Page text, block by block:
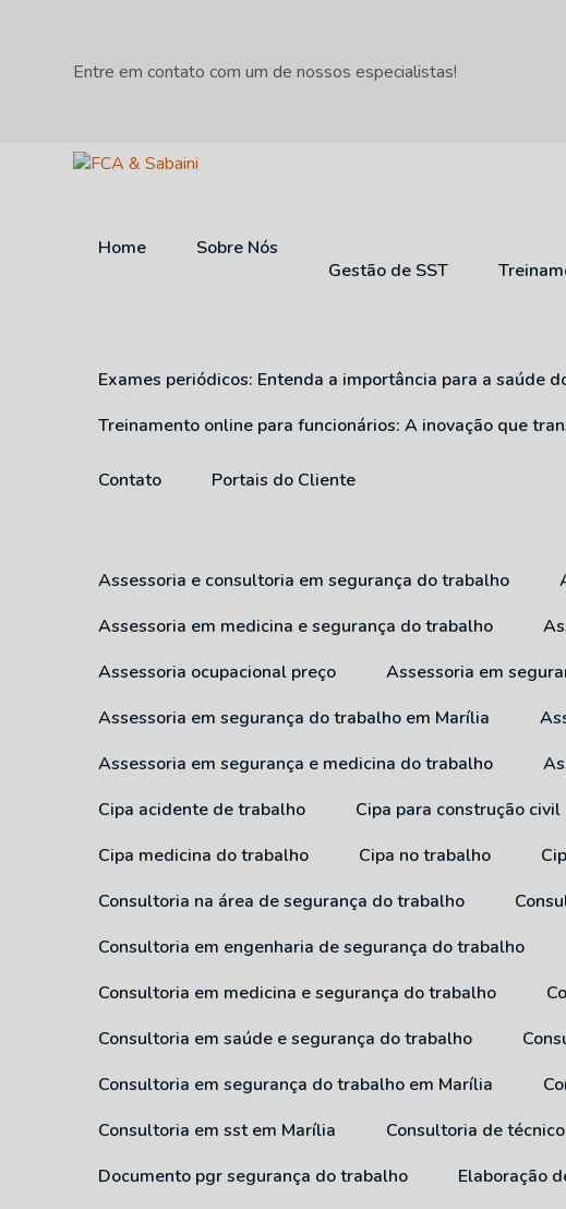
Entre em contato com um de nossos especialistas!
Home Sobre Nós
Gestão de SST
Exames periódicos: Entenda a importância para a saúde
Treinamento online para funcionários: A inovação que
Contato Portais do Cliente
Assessoria e consultoria em segurança do trabalho
Assessoria em medicina e segurança do trabalho
Assessoria ocupacional preço
Assessoria em
Assessoria em segurança do trabalho em Marília
Assessoria em segurança e medicina do trabalho
Cipa acidente de trabalho
Cipa para construção civil
Cipa medicina do trabalho
Cipa no trabalho
Consultoria na área de segurança do trabalho
Consultoria em engenharia de segurança do trabalho
Consultoria em medicina e segurança do trabalho
Consultoria em saúde e segurança do trabalho
Consultoria em segurança do trabalho em Marília
Consultoria em sst em Marília
Consultoria de
Documento pgr segurança do trabalho
Elaboração